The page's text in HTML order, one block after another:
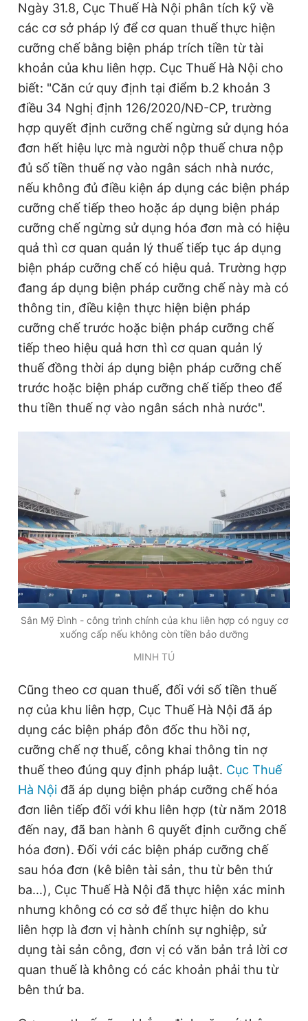
Đặt báo Quảng cáo RSS Tòa soạn Chính sách bảo
Tổng biên tập: Nguyễn Ngọc Toàn
Phó tổng biên tập thường trực: Hải Thành
Phó tổng biên tập: Trần Việt Hưng
Tổng thư ký tòa soạn: Đức Trung
Giấy phép xuất bản số 110/GP - BTTTT cấp ngày 24.3.2020
© 2003-2026 Bản quyền thuộc về Báo Thanh Niên. Cấm sao
chép dưới mọi hình thức nếu không có sự chấp thuận bằng văn
bản. Phát triển bởi ePi Technologies, JSC.
Ngày 31.8, Cục Thuế Hà Nội phân tích kỹ về
các cơ sở pháp lý để cơ quan thuế thực hiện
cưỡng chế bằng biện pháp trích tiền từ tài
khoản của khu liên hợp. Cục Thuế Hà Nội cho
biết: "Căn cứ quy định tại điểm b.2 khoản 3
điều 34 Nghị định 126/2020/NĐ-CP, trường
hợp quyết định cưỡng chế ngừng sử dụng hóa
đơn hết hiệu lực mà người nộp thuế chưa nộp
đủ số tiền thuế nợ vào ngân sách nhà nước,
nếu không đủ điều kiện áp dụng các biện pháp
cưỡng chế tiếp theo hoặc áp dụng biện pháp
cưỡng chế ngừng sử dụng hóa đơn mà có hiệu
quả thì cơ quan quản lý thuế tiếp tục áp dụng
biện pháp cưỡng chế có hiệu quả. Trường hợp
đang áp dụng biện pháp cưỡng chế này mà có
thông tin, điều kiện thực hiện biện pháp
cưỡng chế trước hoặc biện pháp cưỡng chế
tiếp theo hiệu quả hơn thì cơ quan quản lý
thuế đồng thời áp dụng biện pháp cưỡng chế
trước hoặc biện pháp cưỡng chế tiếp theo để
thu tiền thuế nợ vào ngân sách nhà nước".
Sân Mỹ Đình - công trình chính của khu liên hợp có nguy cơ
xuống cấp nếu không còn tiền bảo dưỡng
MINH TÚ
Cũng theo cơ quan thuế, đối với số tiền thuế
nợ của khu liên hợp, Cục Thuế Hà Nội đã áp
dụng các biện pháp đôn đốc thu hồi nợ,
cưỡng chế nợ thuế, công khai thông tin nợ
thuế theo đúng quy định pháp luật. Cục Thuế
Hà Nội đã áp dụng biện pháp cưỡng chế hóa
đơn liên tiếp đối với khu liên hợp (từ năm 2018
đến nay, đã ban hành 6 quyết định cưỡng chế
hóa đơn). Đối với các biện pháp cưỡng chế
sau hóa đơn (kê biên tài sản, thu từ bên thứ
ba...), Cục Thuế Hà Nội đã thực hiện xác minh
nhưng không có cơ sở để thực hiện do khu
liên hợp là đơn vị hành chính sự nghiệp, sử
dụng tài sản công, đơn vị có văn bản trả lời cơ
quan thuế là không có các khoản phải thu từ
bên thứ ba.